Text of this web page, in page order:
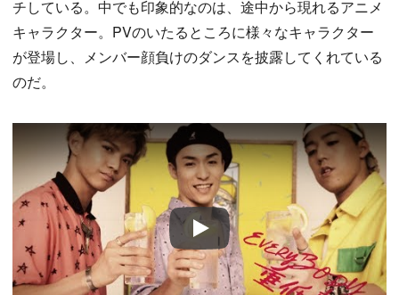
チしている。中でも印象的なのは、途中から現れるアニメ
キャラクター。PVのいたるところに様々なキャラクター
が登場し、メンバー顔負けのダンスを披露してくれている
のだ。
Play